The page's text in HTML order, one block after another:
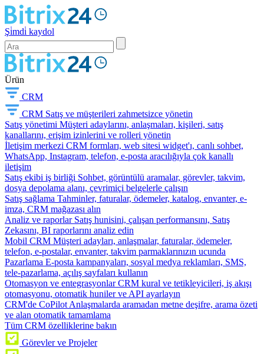
Şi̇mdi̇ kaydol
Ürün
CRM
CRM Satış ve müşterileri zahmetsizce yönetin
Satış yönetimi Müşteri adaylarını, anlaşmaları, kişileri, satış
kanallarını, erişim izinlerini ve rolleri yönetin
İletişim merkezi CRM formları, web sitesi widget'ı, canlı sohbet,
WhatsApp, Instagram, telefon, e-posta aracılığıyla çok kanallı
iletişim
Satış ekibi iş birliği Sohbet, görüntülü aramalar, görevler, takvim,
dosya depolama alanı, çevrimiçi belgelerle çalışın
Satış sağlama Tahminler, faturalar, ödemeler, katalog, envanter, e-
imza, CRM mağazası alın
Analiz ve raporlar Satış hunisini, çalışan performansını, Satış
Zekasını, BI raporlarını analiz edin
Mobil CRM Müşteri adayları, anlaşmalar, faturalar, ödemeler,
telefon, e-postalar, envanter, takvim parmaklarınızın ucunda
Pazarlama E-posta kampanyaları, sosyal medya reklamları, SMS,
tele-pazarlama, açılış sayfaları kullanın
Otomasyon ve entegrasyonlar CRM kural ve tetikleyicileri, iş akışı
otomasyonu, otomatik huniler ve API ayarlayın
CRM'de CoPilot Anlaşmalarda aramadan metne deşifre, arama özeti
ve alan otomatik tamamlama
Tüm CRM özelliklerine bakın
Görevler ve Projeler